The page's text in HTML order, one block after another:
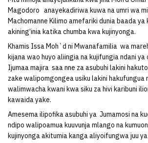
Magodoro anayekadiriwa kuwa na umri wa
Machomanne Kilimo amefariki dunia baada ya
akining’inia katika chumba kwa kujinyonga.
Khamis Issa Moh`d ni Mwanafamilia wa
kijana wao huyo aliingia na kujifungia ndani ya
Ijumaa majira saa nne za asubuhi lakini
zake walipomgongea usiku lakini hakufungua
walimwacha kwani kwa siku za hivi karibuni
kawaida yake.
Amesema ilipofika asubuhi ya Jumamosi na
ndipo walipoamua kuuvunja mlango na
kujinyonga akitumia kanga aliyoifungwa juu